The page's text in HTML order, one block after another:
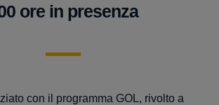
ore in presenza
con il programma GOL, rivolto a